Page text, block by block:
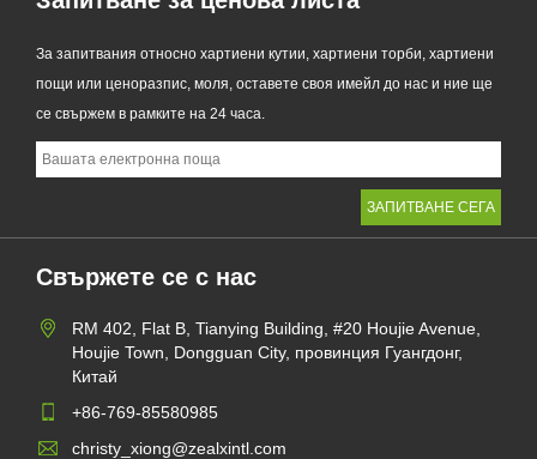
За запитвания относно хартиени кутии, хартиени торби, хартиени
пощи или ценоразпис, моля, оставете своя имейл до нас и ние ще
се свържем в рамките на 24 часа.
Свържете се с нас
RM 402, Flat B, Tianying Building, #20 Houjie Avenue,
Houjie Town, Dongguan City, провинция Гуангдонг,
Китай
+86-769-85580985
christy_xiong@zealxintl.com